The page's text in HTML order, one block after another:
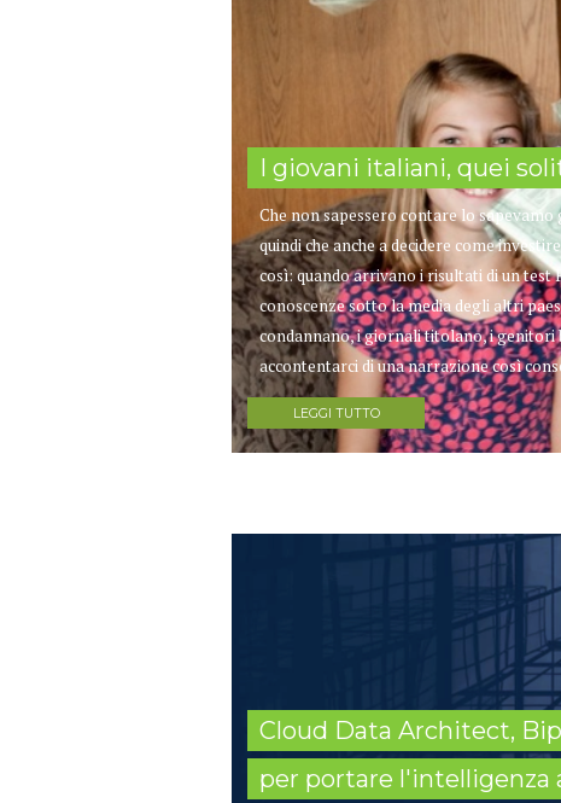
I giovani italiani, quei
Che non sapessero contare lo
quindi che anche a decidere come
così: quando arrivano i risultati di un
conoscenze sotto la media degli altri
condannano, i giornali titolano, i genitori
accontentarci di una narrazione così
LEGGI TUTTO
Cloud Data Architect,
per portare l'intelligenza